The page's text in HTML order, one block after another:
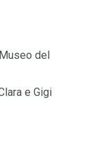
del
e Gigi